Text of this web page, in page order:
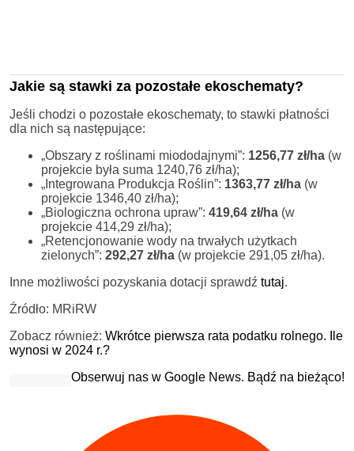
Jakie są stawki za pozostałe ekoschematy?
Jeśli chodzi o pozostałe ekoschematy, to stawki płatności
dla nich są następujące:
„Obszary z roślinami miododajnymi”: 1256,77 zł/ha (w
projekcie była suma 1240,76 zł/ha);
„Integrowana Produkcja Roślin”: 1363,77 zł/ha (w
projekcie 1346,40 zł/ha);
„Biologiczna ochrona upraw”: 419,64 zł/ha (w
projekcie 414,29 zł/ha);
„Retencjonowanie wody na trwałych użytkach
zielonych”: 292,27 zł/ha (w projekcie 291,05 zł/ha).
Inne możliwości pozyskania dotacji sprawdź tutaj.
Źródło: MRiRW
Zobacz również: Wkrótce pierwsza rata podatku rolnego. Ile
wynosi w 2024 r.?
Obserwuj nas w Google News. Bądź na bieżąco!